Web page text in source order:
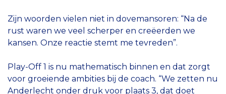
Zijn woorden vielen niet in dovemansoren: “Na de
rust waren we veel scherper en creëerden we
kansen. Onze reactie stemt me tevreden”.
Play-Off 1 is nu mathematisch binnen en dat zorgt
voor groeiende ambities bij de coach. “We zetten nu
Anderlecht onder druk voor plaats 3, dat doet